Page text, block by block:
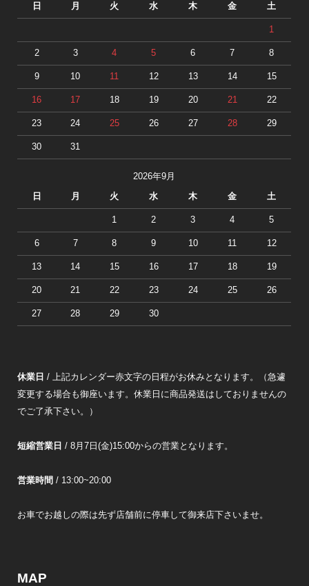
日 月 火 水 木 金 土
1
2 3 4 5 6 7 8
9 10 11 12 13 14 15
16 17 18 19 20 21 22
23 24 25 26 27 28 29
30 31
2026年9月
日 月 火 水 木 金 土
1 2 3 4 5
6 7 8 9 10 11 12
13 14 15 16 17 18 19
20 21 22 23 24 25 26
27 28 29 30
休業日 / 上記カレンダー赤文字の日程がお休みとなります。（急遽
変更する場合も御座います。休業日に商品発送はしておりませんの
でご了承下さい。）
短縮営業日 / 8月7日(金)15:00からの営業となります。
営業時間 / 13:00~20:00
お車でお越しの際は先ず店舗前に停車して御来店下さいませ。
MAP